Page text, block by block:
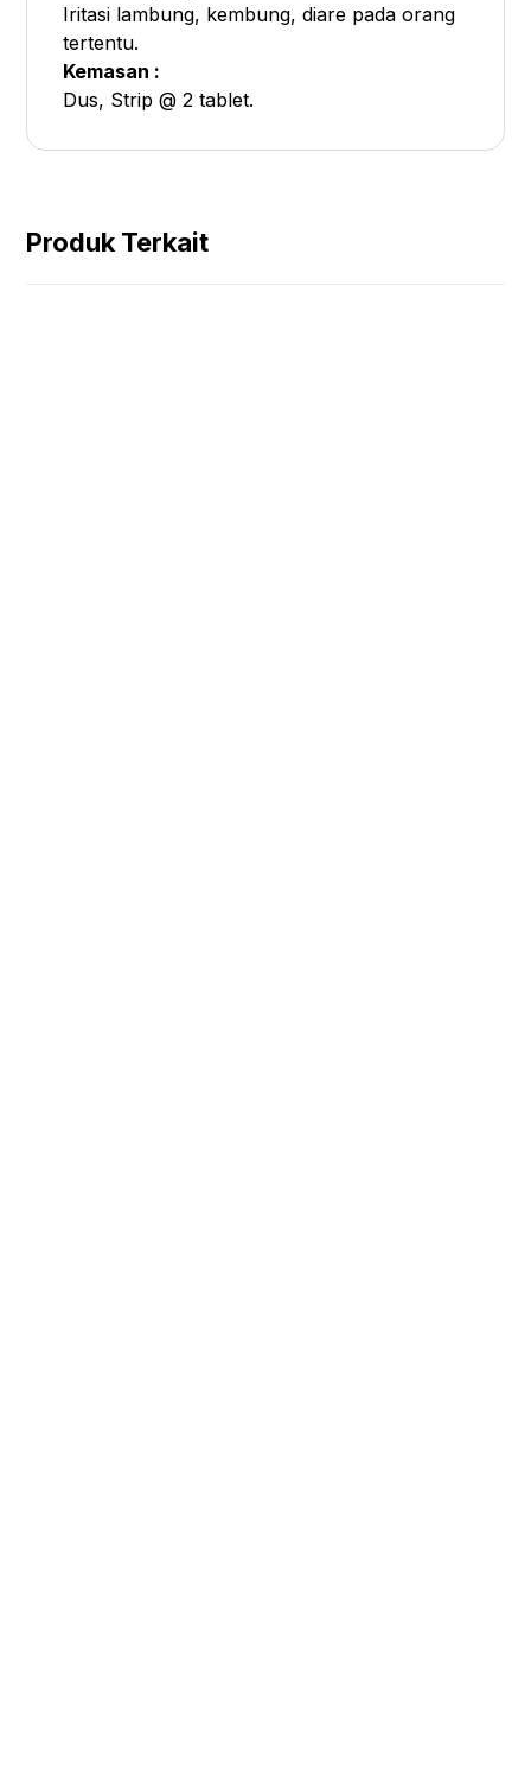
Iritasi lambung, kembung, diare pada orang
tertentu.
Kemasan :
Dus, Strip @ 2 tablet.
Produk Terkait